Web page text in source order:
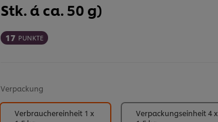
Stk. á ca. 50 g)
17 PUNKTE
Verpackung
Verbrauchereinheit 1 x
Verpackungseinheit 4 x